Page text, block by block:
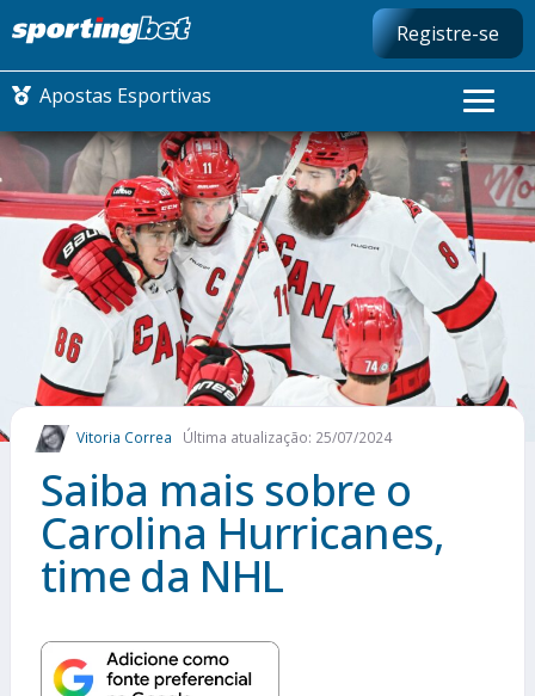
Registre-se
Apostas Esportivas
CONMEBOL LIBERTADORES
FUTEBOL NACIONAL
FUTEBOL INTERNACIONAL
COMO APOSTAR
MAIS ESPORTES
Vitoria Correa Última atualização: 25/07/2024
Saiba mais sobre o
Carolina Hurricanes,
time da NHL